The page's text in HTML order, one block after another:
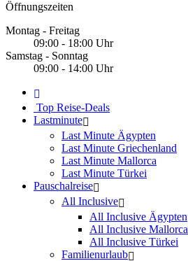
Öffnungszeiten
Montag - Freitag
09:00 - 18:00 Uhr
Samstag - Sonntag
09:00 - 14:00 Uhr
Top Reise-Deals
Lastminute
Last Minute Ägypten
Last Minute Griechenland
Last Minute Mallorca
Last Minute Türkei
Pauschalreise
All Inclusive
All Inclusive Ägypten
All Inclusive Mallorca
All Inclusive Türkei
Familienurlaub